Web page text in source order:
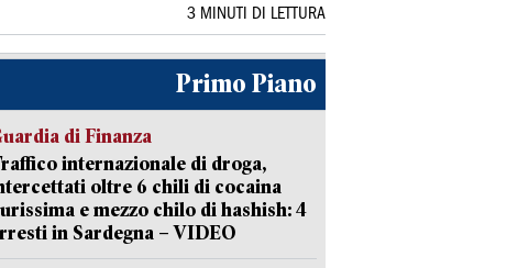
3 MINUTI DI LETTURA
Primo Piano
di Finanza
internazionale di droga,
oltre 6 chili di cocaina
e mezzo chilo di hashish: 4
in Sardegna – VIDEO